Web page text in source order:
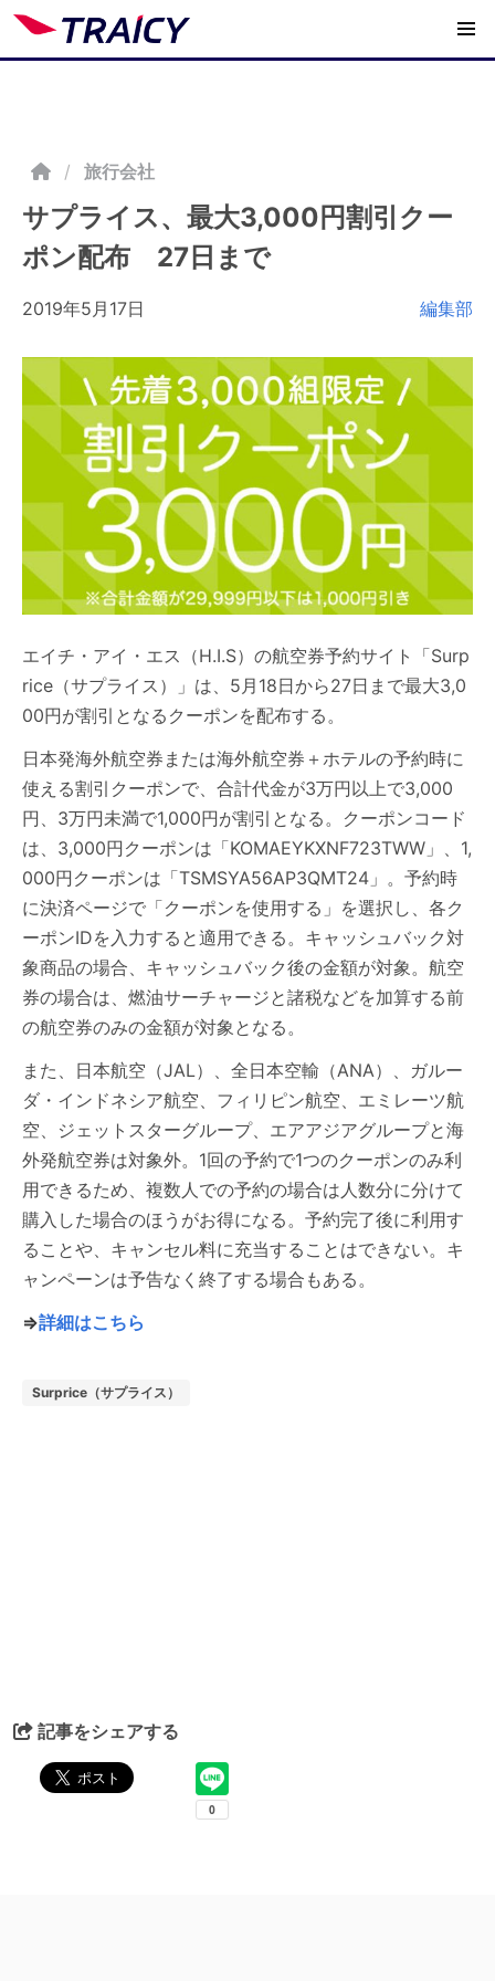
/ 旅行会社
サプライス、最大3,000円割引クー
ポン配布 27日まで
2019年5月17日 編集部
エイチ・アイ・エス（H.I.S）の航空券予約サイト「Surp
rice（サプライス）」は、5月18日から27日まで最大3,0
00円が割引となるクーポンを配布する。
日本発海外航空券または海外航空券＋ホテルの予約時に
使える割引クーポンで、合計代金が3万円以上で3,000
円、3万円未満で1,000円が割引となる。クーポンコード
は、3,000円クーポンは「KOMAEYKXNF723TWW」、1,
000円クーポンは「TSMSYA56AP3QMT24」。予約時
に決済ページで「クーポンを使用する」を選択し、各ク
ーポンIDを入力すると適用できる。キャッシュバック対
象商品の場合、キャッシュバック後の金額が対象。航空
券の場合は、燃油サーチャージと諸税などを加算する前
の航空券のみの金額が対象となる。
また、日本航空（JAL）、全日本空輸（ANA）、ガルー
ダ・インドネシア航空、フィリピン航空、エミレーツ航
空、ジェットスターグループ、エアアジアグループと海
外発航空券は対象外。1回の予約で1つのクーポンのみ利
用できるため、複数人での予約の場合は人数分に分けて
購入した場合のほうがお得になる。予約完了後に利用す
ることや、キャンセル料に充当することはできない。キ
ャンペーンは予告なく終了する場合もある。
⇒詳細はこちら
Surprice（サプライス）
記事をシェアする